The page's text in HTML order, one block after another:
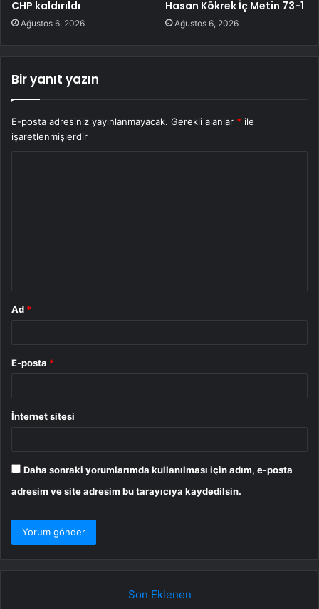
CHP kaldırıldı
Ağustos 6, 2026
Hasan Kökrek İç Metin 73-1
Ağustos 6, 2026
Bir yanıt yazın
E-posta adresiniz yayınlanmayacak. Gerekli alanlar * ile
işaretlenmişlerdir
Ad *
E-posta *
İnternet sitesi
Daha sonraki yorumlarımda kullanılması için adım, e-posta
adresim ve site adresim bu tarayıcıya kaydedilsin.
Son Eklenen